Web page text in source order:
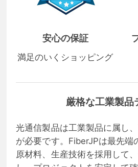
安心の保証
満足のいくショッピング
厳格な工業製品
光通信製品は工業製品に属し
が必要です。FiberJPは最先端
原材料、生産技術を採用して